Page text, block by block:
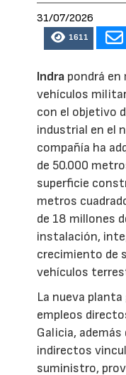
31/07/2026
1611
Indra pondrá en
vehículos
con el objetivo
industrial en el
compañía ha
de 50.000
superficie
metros
de 18 millones
instalación,
crecimiento de
vehículos
La nueva
empleos
Galicia,
indirectos
suministro,